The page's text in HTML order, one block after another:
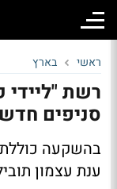
ראשי בארץ
סניפים
ענת עצמון